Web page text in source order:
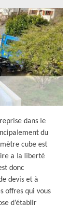
dans le
du
cube est
a la liberté
donc
devis et à
offres qui vous
d’établir